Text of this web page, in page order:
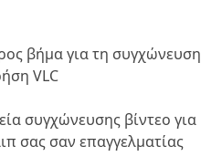
βήμα για τη συγχώνευση
VLC
συγχώνευσης βίντεο για
σας σαν επαγγελματίας